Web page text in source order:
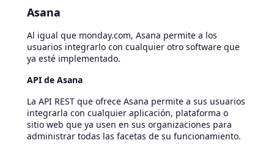
Asana
Al igual que monday.com, Asana permite a los
usuarios integrarlo con cualquier otro software que
ya esté implementado.
API de Asana
La API REST que ofrece Asana permite a sus usuarios
integrarla con cualquier aplicación, plataforma o
sitio web que ya usen en sus organizaciones para
administrar todas las facetas de su funcionamiento.